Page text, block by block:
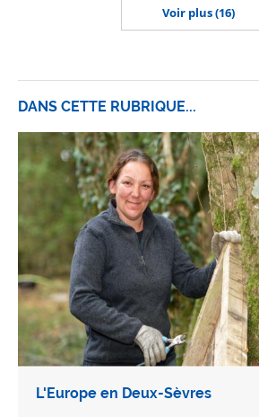
Voir plus (16)
DANS CETTE RUBRIQUE...
L'Europe en Deux-Sèvres